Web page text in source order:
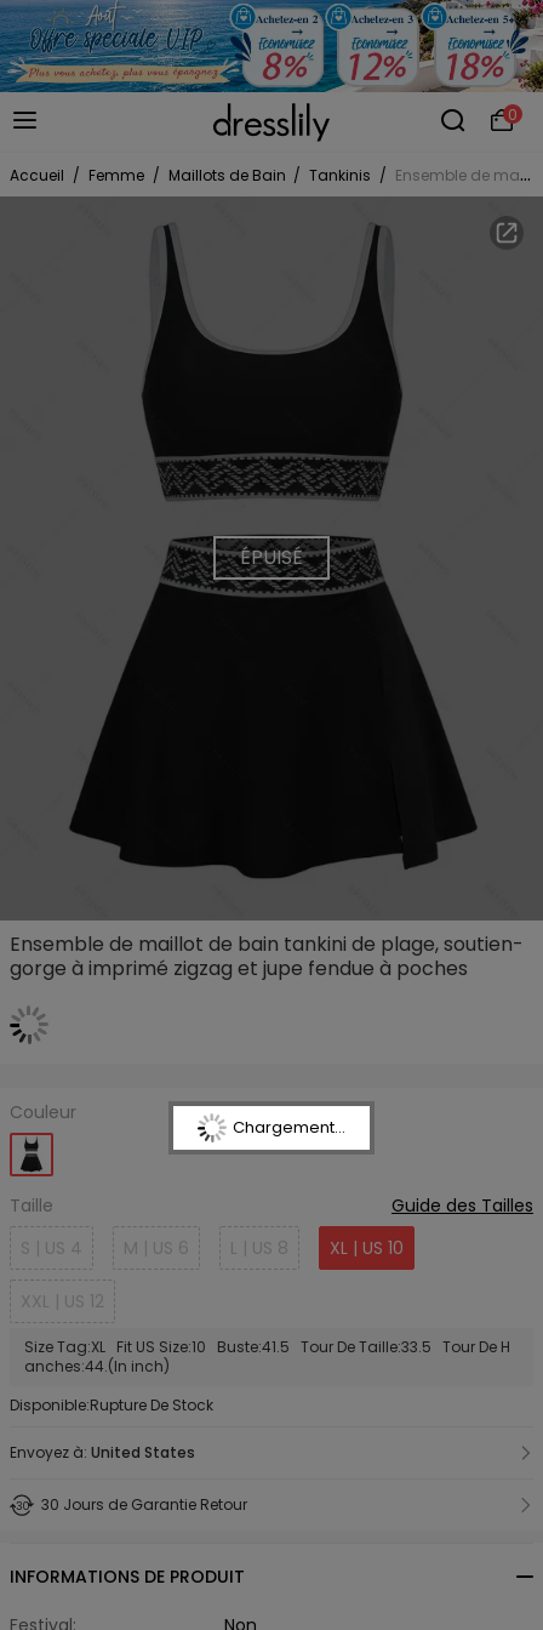
0
Accueil / Femme / Maillots de Bain / Tankinis / Ensemble de maillot de bain tankini de plage, soutien-gorge à imprimé zigzag et jupe fendue à poches
ÉPUISÉ
Ensemble de maillot de bain tankini de plage, soutien-
gorge à imprimé zigzag et jupe fendue à poches
Couleur
Taille
Guide des Tailles
S | US 4
M | US 6 L | US 8 XL | US 10
XXL | US 12
Size Tag:XL Fit US Size:10 Buste:41.5 Tour De Taille:33.5 Tour De H
anches:44.(In inch)
Disponible:Rupture De Stock
Envoyez à: United States
30 Jours de Garantie Retour
INFORMATIONS DE PRODUIT
Chargement...